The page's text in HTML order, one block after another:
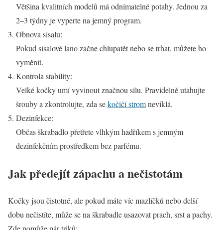
Většina kvalitních modelů má odnímatelné potahy. Jednou za
2–3 týdny je vyperte na jemný program.
Obnova sisalu:
Pokud sisalové lano začne chlupatět nebo se trhat, můžete ho
vyměnit.
Kontrola stability:
Velké kočky umí vyvinout značnou sílu. Pravidelně utahujte
šrouby a zkontrolujte, zda sekočičí stromneviklá.
Dezinfekce:
Občas škrabadlo přetřete vlhkým hadříkem s jemným
dezinfekčním prostředkem bez parfému.
Jak předejít zápachu a nečistotám
Kočky jsou čistotné, ale pokud máte víc mazlíčků nebo delší
dobu nečistíte, může se na škrabadle usazovat prach, srst a pachy.